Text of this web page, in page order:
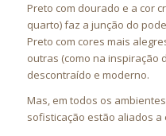
Preto com dourado e a cor
quarto) faz a junção do
Preto com cores mais
outras (como na inspiração
descontraído e moderno.
Mas, em todos os
sofisticação estão aliados a